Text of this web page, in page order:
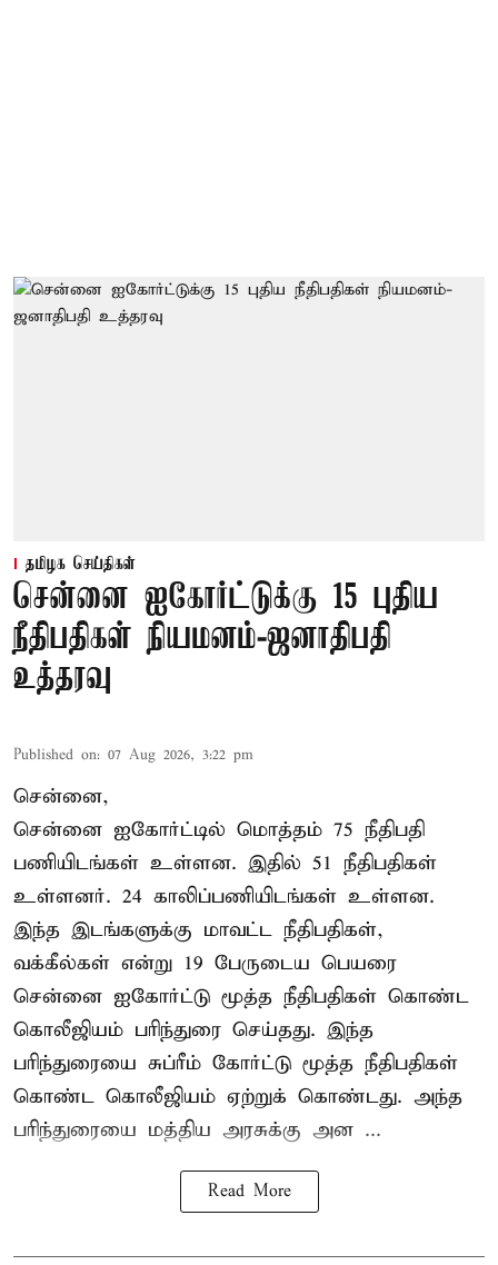
தமிழக செய்திகள்
சென்னை ஐகோர்ட்டுக்கு 15 புதிய
நீதிபதிகள் நியமனம்-ஜனாதிபதி
உத்தரவு
Published on: 07 Aug 2026, 3:22 pm
சென்னை,
சென்னை ஐகோர்ட்டில் மொத்தம் 75 நீதிபதி
பணியிடங்கள் உள்ளன. இதில் 51 நீதிபதிகள்
உள்ளனர். 24 காலிப்பணியிடங்கள் உள்ளன.
இந்த இடங்களுக்கு மாவட்ட நீதிபதிகள்,
வக்கீல்கள் என்று 19 பேருடைய பெயரை
சென்னை ஐகோர்ட்டு மூத்த நீதிபதிகள் கொண்ட
கொலீஜியம் பரிந்துரை செய்தது. இந்த
பரிந்துரையை சுப்ரீம் கோர்ட்டு மூத்த நீதிபதிகள்
கொண்ட கொலீஜியம் ஏற்றுக் கொண்டது. அந்த
பரிந்துரையை மத்திய அரசுக்கு அன ...
Read More